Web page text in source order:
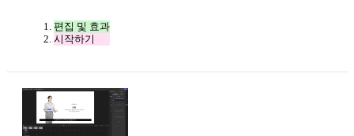
편집 및 효과
시작하기